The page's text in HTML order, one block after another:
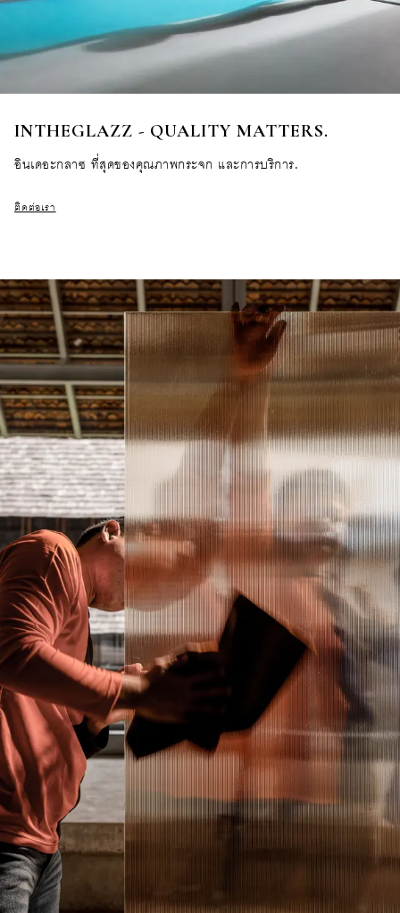
INTHEGLAZZ - QUALITY MATTERS.
อินเดอะกลาซ ที่สุดของคุณภาพกระจก และการบริการ.
ติดต่อเรา